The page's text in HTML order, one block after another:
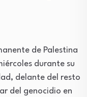
de Palestina
durante su
delante del resto
del genocidio en